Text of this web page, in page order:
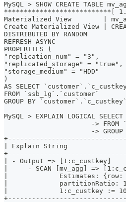
MySQL > SHOW CREATE TABLE
***************************[
Materialized View        |
Create Materialized View |
DISTRIBUTED BY RANDOM
REFRESH ASYNC
PROPERTIES (
"replication_num" = "3",
"replicated_storage" = "true",
"storage_medium" = "HDD"
)
AS SELECT
FROM `ssb_1g`.`customer`
GROUP BY
MySQL > EXPLAIN LOGICAL
-> FROM
->
| Explain String
| - Output =>
|     - SCAN [mv_agg]
|             Estimates: {row:
|
|             1:c_custkey